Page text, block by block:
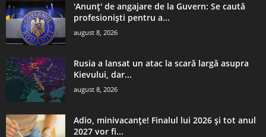
'Anunț' de angajare de la Guvern: Se caută
profesioniști pentru a...
august 8, 2026
Rusia a lansat un atac la scară largă asupra
Kievului, dar...
august 8, 2026
Adio, minivacanțe! Finalul lui 2026 și tot anul
2027 vor fi...